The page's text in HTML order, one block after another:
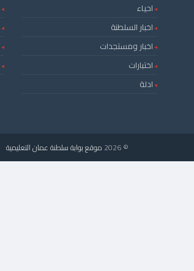
احياء
اخبار السلطنة
اخبار ومستجدات
اختبارات
ادلة
© 2026 موقع بوابة سلطنة عمان التعليمية